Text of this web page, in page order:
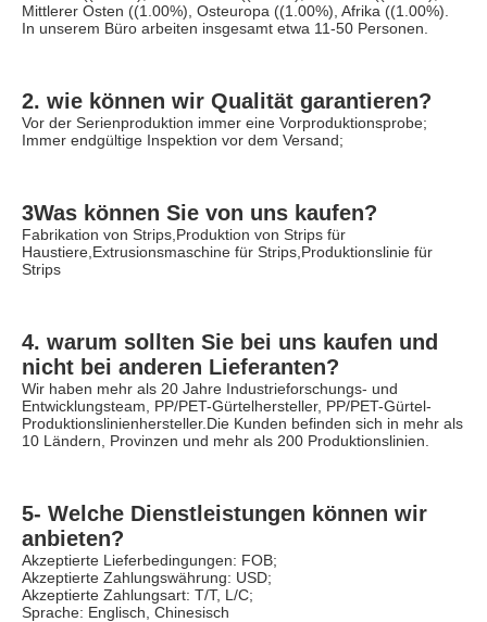
Mittlerer Osten ((1.00%), Osteuropa ((1.00%), Afrika ((1.00%).
In unserem Büro arbeiten insgesamt etwa 11-50 Personen.
2. wie können wir Qualität garantieren?
Vor der Serienproduktion immer eine Vorproduktionsprobe;
Immer endgültige Inspektion vor dem Versand;
3Was können Sie von uns kaufen?
Fabrikation von Strips,Produktion von Strips für
Haustiere,Extrusionsmaschine für Strips,Produktionslinie für
Strips
4. warum sollten Sie bei uns kaufen und
nicht bei anderen Lieferanten?
Wir haben mehr als 20 Jahre Industrieforschungs- und
Entwicklungsteam, PP/PET-Gürtelhersteller, PP/PET-Gürtel-
Produktionslinienhersteller.Die Kunden befinden sich in mehr als
10 Ländern, Provinzen und mehr als 200 Produktionslinien.
5- Welche Dienstleistungen können wir
anbieten?
Akzeptierte Lieferbedingungen: FOB;
Akzeptierte Zahlungswährung: USD;
Akzeptierte Zahlungsart: T/T, L/C;
Sprache: Englisch, Chinesisch